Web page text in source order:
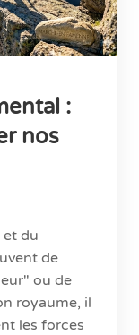
:
nos
et du
de
ou de
royaume, il
les forces